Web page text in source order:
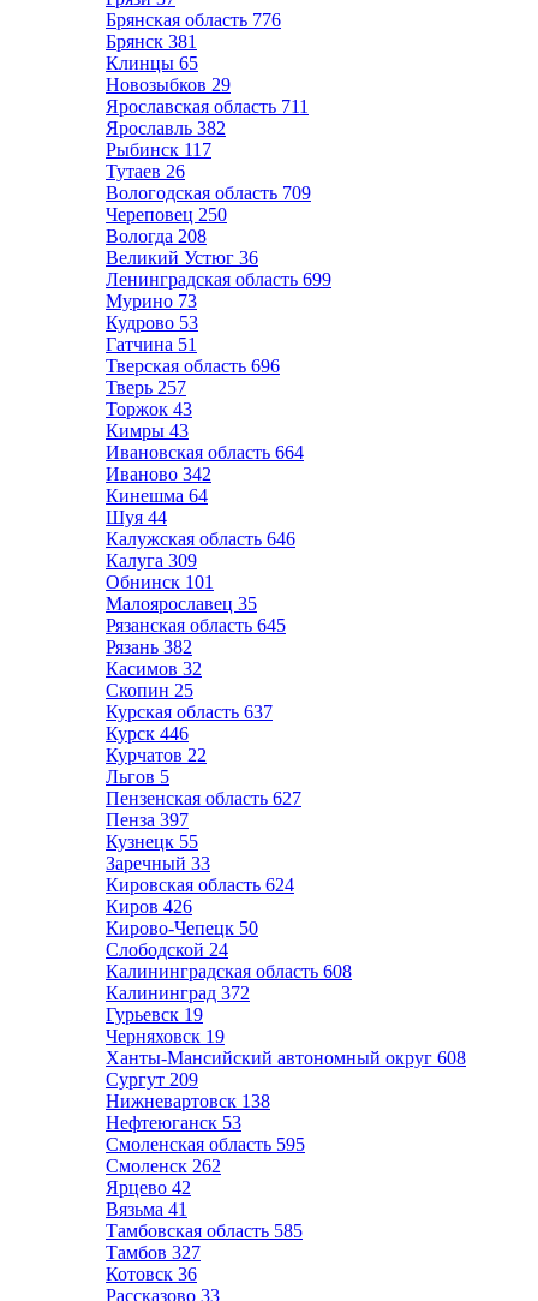
Брянская область 776
Брянск 381
Клинцы 65
Новозыбков 29
Ярославская область 711
Ярославль 382
Рыбинск 117
Тутаев 26
Вологодская область 709
Череповец 250
Вологда 208
Великий Устюг 36
Ленинградская область 699
Мурино 73
Кудрово 53
Гатчина 51
Тверская область 696
Тверь 257
Торжок 43
Кимры 43
Ивановская область 664
Иваново 342
Кинешма 64
Шуя 44
Калужская область 646
Калуга 309
Обнинск 101
Малоярославец 35
Рязанская область 645
Рязань 382
Касимов 32
Скопин 25
Курская область 637
Курск 446
Курчатов 22
Льгов 5
Пензенская область 627
Пенза 397
Кузнецк 55
Заречный 33
Кировская область 624
Киров 426
Кирово-Чепецк 50
Слободской 24
Калининградская область 608
Калининград 372
Гурьевск 19
Черняховск 19
Ханты-Мансийский автономный округ 608
Сургут 209
Нижневартовск 138
Нефтеюганск 53
Смоленская область 595
Смоленск 262
Ярцево 42
Вязьма 41
Тамбовская область 585
Тамбов 327
Котовск 36
Рассказово 33